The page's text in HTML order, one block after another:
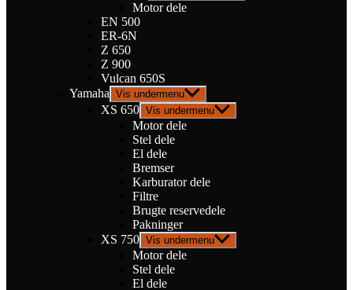
Motor dele
EN 500
ER-6N
Z 650
Z 900
Vulcan 650S
Yamaha Vis undermenu
XS 650 Vis undermenu
Motor dele
Stel dele
El dele
Bremser
Karburator dele
Filtre
Brugte reservedele
Pakninger
XS 750 Vis undermenu
Motor dele
Stel dele
El dele